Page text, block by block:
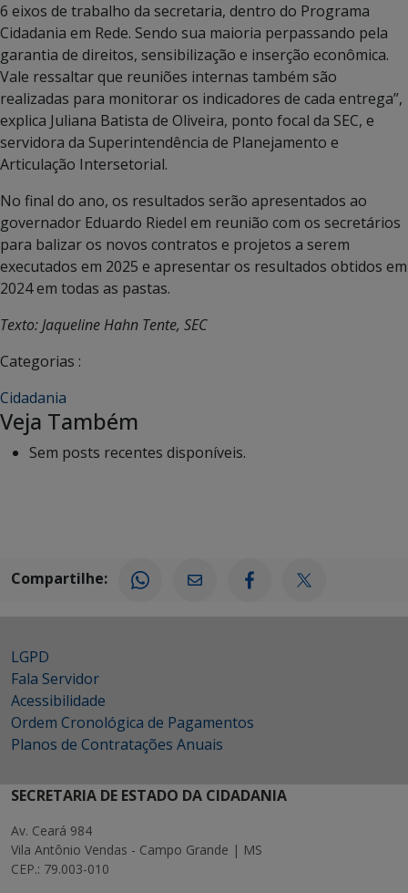
6 eixos de trabalho da secretaria, dentro do Programa
Cidadania em Rede. Sendo sua maioria perpassando pela
garantia de direitos, sensibilização e inserção econômica.
Vale ressaltar que reuniões internas também são
realizadas para monitorar os indicadores de cada entrega”,
explica Juliana Batista de Oliveira, ponto focal da SEC, e
servidora da Superintendência de Planejamento e
Articulação Intersetorial.
No final do ano, os resultados serão apresentados ao
governador Eduardo Riedel em reunião com os secretários
para balizar os novos contratos e projetos a serem
executados em 2025 e apresentar os resultados obtidos em
2024 em todas as pastas.
Texto: Jaqueline Hahn Tente, SEC
Categorias :
Cidadania
Veja Também
Sem posts recentes disponíveis.
Compartilhe:
LGPD
Fala Servidor
Acessibilidade
Ordem Cronológica de Pagamentos
Planos de Contratações Anuais
SECRETARIA DE ESTADO DA CIDADANIA
Av. Ceará 984
Vila Antônio Vendas - Campo Grande | MS
CEP.: 79.003-010